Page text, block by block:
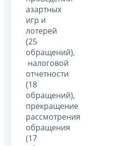
азартных
игр и
лотерей
(25
обращений),
налоговой
отчетности
(18
обращений),
прекращение
рассмотрения
обращения
(17